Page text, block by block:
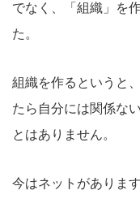
でなく、「組織」を
た。
組織を作るというと
たら自分には関係な
とはありません。
今はネットがあります